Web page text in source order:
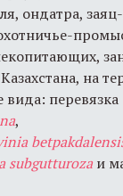
ондатра,
на
вида: перевязка
,
subgutturozaи